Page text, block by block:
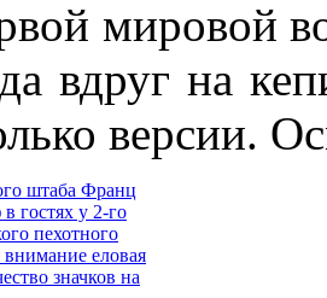
мировой
вдруг на
версии.